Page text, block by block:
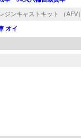
ジンキャストキット （AFV）
オイ